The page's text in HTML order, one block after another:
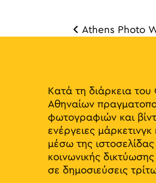
Athens Photo
Κατά τη διάρκεια
Αθηναίων
φωτογραφιών και
ενέργειες
μέσω της
κοινωνικής
σε δημοσιεύσεις